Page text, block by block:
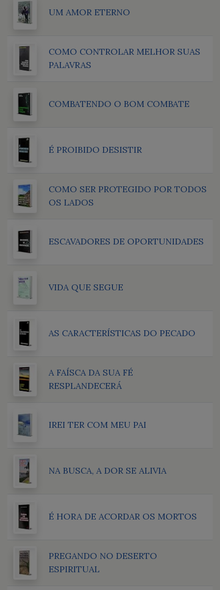
UM AMOR ETERNO
COMO CONTROLAR MELHOR SUAS
PALAVRAS
COMBATENDO O BOM COMBATE
É PROIBIDO DESISTIR
COMO SER PROTEGIDO POR TODOS
OS LADOS
ESCAVADORES DE OPORTUNIDADES
VIDA QUE SEGUE
AS CARACTERÍSTICAS DO PECADO
A FAÍSCA DA SUA FÉ
RESPLANDECERÁ
IREI TER COM MEU PAI
NA BUSCA, A DOR SE ALIVIA
É HORA DE ACORDAR OS MORTOS
PREGANDO NO DESERTO
ESPIRITUAL